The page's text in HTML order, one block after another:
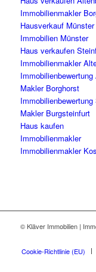
Immobilienmakler
Hausverkauf Münster
Immobilien Münster
Haus verkaufen
Immobilienmakler
Immobilienbewertung
Makler Borghorst
Makler Burgsteinfurt
Haus kaufen
Immobilienmakler
Immobilienmakler
© Kläver Immobilien |
Cookie-Richtlinie (EU)